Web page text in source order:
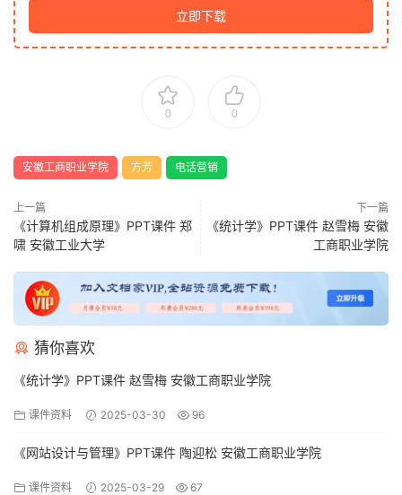
立即下载
0 0
安徽工商职业学院 方芳 电话营销
上一篇
《计算机组成原理》PPT课件 郑
啸 安徽工业大学
下一篇
《统计学》PPT课件 赵雪梅 安徽
工商职业学院
猜你喜欢
《统计学》PPT课件 赵雪梅 安徽工商职业学院
课件资料 2025-03-30 96
《网站设计与管理》PPT课件 陶迎松 安徽工商职业学院
课件资料 2025-03-29 67